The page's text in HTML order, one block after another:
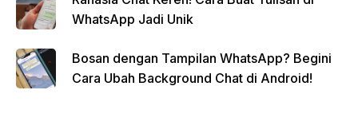
WhatsApp Jadi Unik
Bosan dengan Tampilan WhatsApp? Begini
Cara Ubah Background Chat di Android!